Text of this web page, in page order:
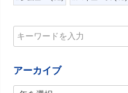
アーカイブ